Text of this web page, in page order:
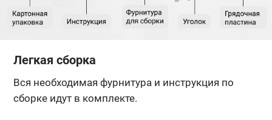
Легкая сборка
Вся необходимая фурнитура и инструкция по
сборке идут в комплекте.